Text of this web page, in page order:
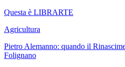
Questa è LIBRARTE
Agricultura
Pietro Alemanno: quando il
Folignano